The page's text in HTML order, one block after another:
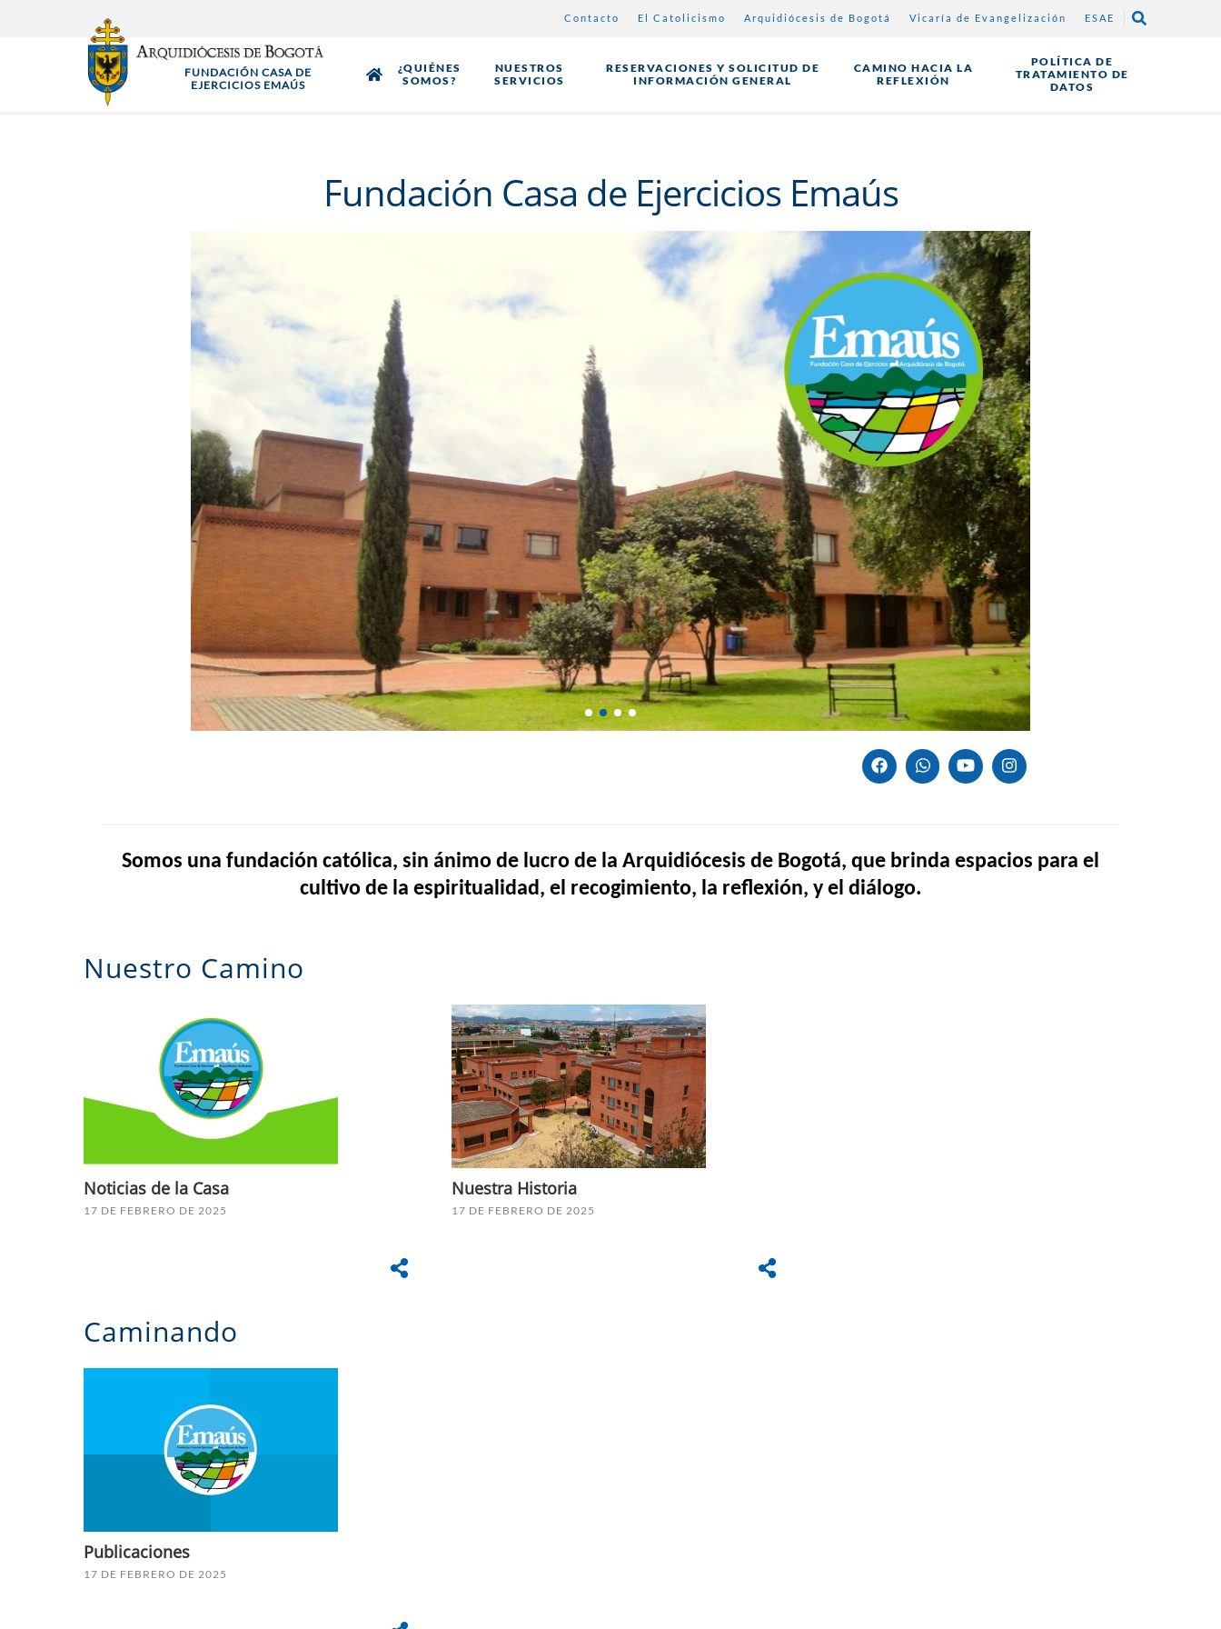
Contacto El Catolicismo Arquidiócesis de Bogotá Vicaría de Evangelización ESAE
FUNDACIÓN CASA DE
EJERCICIOS EMAÚS
¿QUIÉNES
SOMOS?
NUESTROS
SERVICIOS
RESERVACIONES Y SOLICITUD DE
INFORMACIÓN GENERAL
CAMINO HACIA LA
REFLEXIÓN
POLÍTICA DE
TRATAMIENTO DE
DATOS
Fundación Casa de Ejercicios Emaús
Somos una fundación católica, sin ánimo de lucro de la Arquidiócesis de Bogotá, que brinda espacios para el
cultivo de la espiritualidad, el recogimiento, la reflexión, y el diálogo.
Nuestro Camino
Noticias de la Casa
17 DE FEBRERO DE 2025
Nuestra Historia
17 DE FEBRERO DE 2025
Caminando
Publicaciones
17 DE FEBRERO DE 2025